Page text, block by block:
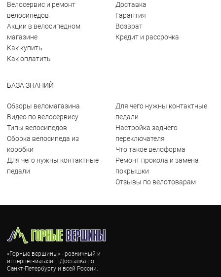
Велосервис и ремонт
велосипедов
Акции в велосипедном
магазине
Как купить
Как оплатить
Доставка
Гарантия
Возврат
Кредит и рассрочка
БАЗА ЗНАНИЙ
Обзоры веломагазина
Видео по велосервису
Типы велосипедов
Сборка велосипеда из
коробки
Для чего нужны контактные
педали
Для чего нужны контактные
педали
Настройка заднего
переключателя
Что такое велоформа
Ремонт прокола и замена
покрышки
Отзывы по велотоварам
«Горные вершины» - розничный и
интернет-магазин. Доставка по
Санкт-Петербургу и всей России.